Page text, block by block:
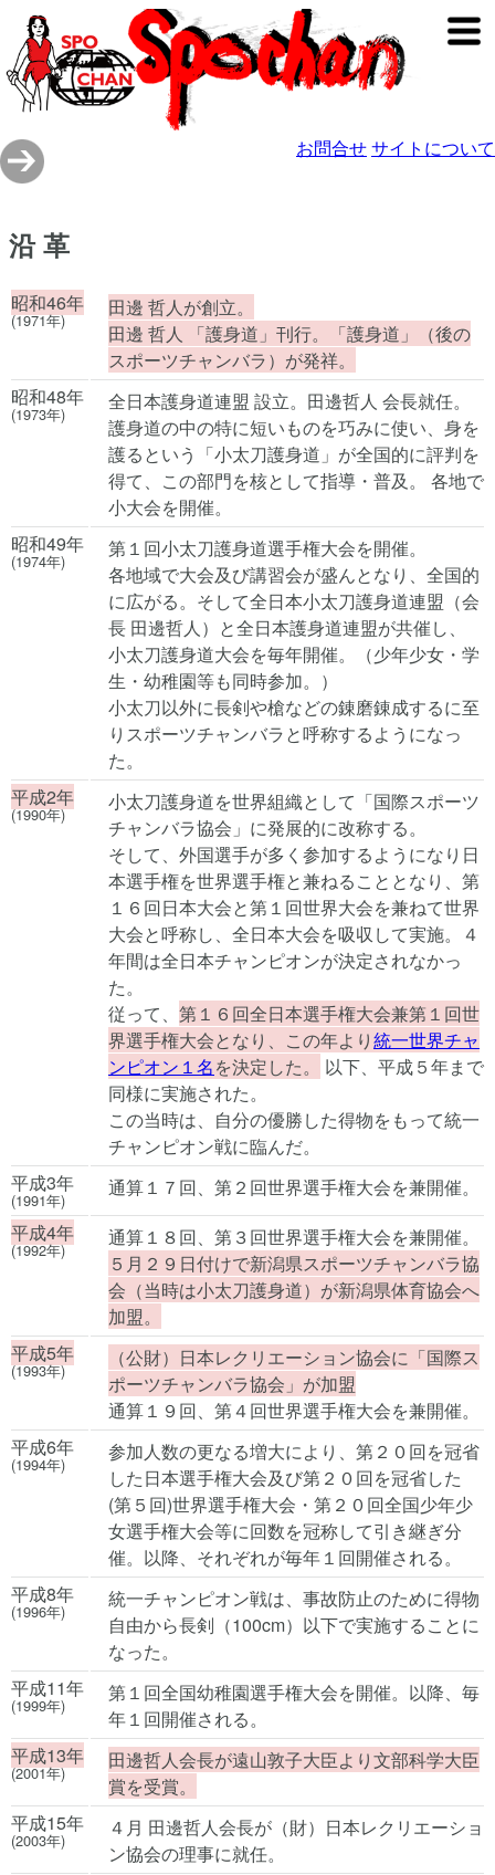
お問合せサイトについて
沿 革
昭和46年
(1971年)
田邊 哲人が創立。
田邊 哲人 「護身道」刊行。「護身道」（後の
スポーツチャンバラ）が発祥。
昭和48年
(1973年)
全日本護身道連盟 設立。田邊哲人 会長就任。
護身道の中の特に短いものを巧みに使い、身を
護るという「小太刀護身道」が全国的に評判を
得て、この部門を核として指導・普及。 各地で
小大会を開催。
昭和49年
(1974年)
第１回小太刀護身道選手権大会を開催。
各地域で大会及び講習会が盛んとなり、全国的
に広がる。そして全日本小太刀護身道連盟（会
長 田邊哲人）と全日本護身道連盟が共催し、
小太刀護身道大会を毎年開催。（少年少女・学
生・幼稚園等も同時参加。）
小太刀以外に長剣や槍などの錬磨錬成するに至
りスポーツチャンバラと呼称するようになっ
た。
平成2年
(1990年)
小太刀護身道を世界組織として「国際スポーツ
チャンバラ協会」に発展的に改称する。
そして、外国選手が多く参加するようになり日
本選手権を世界選手権と兼ねることとなり、第
１６回日本大会と第１回世界大会を兼ねて世界
大会と呼称し、全日本大会を吸収して実施。４
年間は全日本チャンピオンが決定されなかっ
た。
従って、 第１６回全日本選手権大会兼第１回世
界選手権大会となり、この年より統一世界チャ
ンピオン１名を決定した。
以下、平成５年まで
同様に実施された。
この当時は、自分の優勝した得物をもって統一
チャンピオン戦に臨んだ。
平成3年
(1991年)
通算１７回、第２回世界選手権大会を兼開催。
平成4年
(1992年)
通算１８回、第３回世界選手権大会を兼開催。
５月２９日付けで新潟県スポーツチャンバラ協
会（当時は小太刀護身道）が新潟県体育協会へ
加盟。
平成5年
(1993年)
（公財）日本レクリエーション協会に「国際ス
ポーツチャンバラ協会」が加盟
通算１９回、第４回世界選手権大会を兼開催。
平成6年
(1994年)
参加人数の更なる増大により、第２０回を冠省
した日本選手権大会及び第２０回を冠省した
(第５回)世界選手権大会・第２０回全国少年少
女選手権大会等に回数を冠称して引き継ぎ分
催。以降、それぞれが毎年１回開催される。
平成8年
(1996年)
統一チャンピオン戦は、事故防止のために得物
自由から長剣（100cm）以下で実施することに
なった。
平成11年
(1999年)
第１回全国幼稚園選手権大会を開催。以降、毎
年１回開催される。
平成13年
(2001年)
田邊哲人会長が遠山敦子大臣より文部科学大臣
賞を受賞。
平成15年
(2003年)
４月 田邊哲人会長が（財）日本レクリエーショ
ン協会の理事に就任。